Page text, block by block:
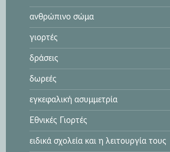
ανθρώπινο σώμα
γιορτές
δράσεις
δωρεές
εγκεφαλική ασυμμετρία
Εθνικές Γιορτές
ειδικά σχολεία και η λειτουργία τους